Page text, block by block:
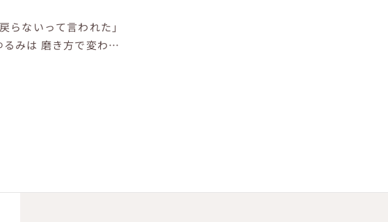
らないって言われた」
みは 磨き方で変わり